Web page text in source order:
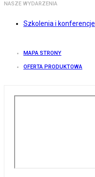
NASZE WYDARZENIA
Szkolenia i konferencje
MAPA STRONY
OFERTA PRODUKTOWA